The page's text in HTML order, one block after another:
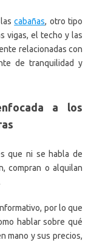
lascabañas, otro tipo
vigas, el techo y las
relacionadas con
de tranquilidad y
a los
que ni se habla de
compran o alquilan
por lo que
hablar sobre qué
mano y sus precios,